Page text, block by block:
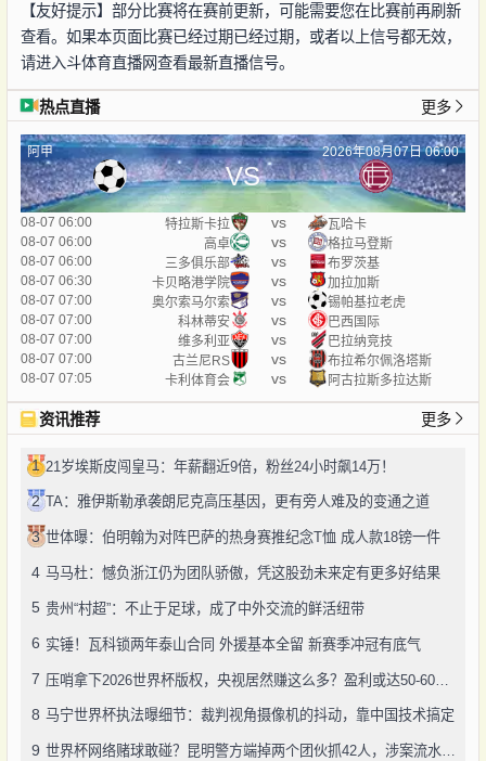
【友好提示】部分比赛将在赛前更新，可能需要您在比赛前再刷新
查看。如果本页面比赛已经过期已经过期，或者以上信号都无效，
请进入斗体育直播网查看最新直播信号。
热点直播 更多
阿甲 2026年08月07日 06:00
VS
08-07 06:00 特拉斯卡拉 vs
瓦哈卡
08-07 06:00
高卓 vs
格拉马登斯
08-07 06:00
三多俱乐部 vs
布罗茨基
08-07 06:30
卡贝略港学院 vs
加拉加斯
08-07 07:00
奥尔索马尔索 vs
锡帕基拉老虎
08-07 07:00
科林蒂安 vs
巴西国际
08-07 07:00
维多利亚 vs
巴拉纳竞技
08-07 07:00
古兰尼RS vs
布拉希尔佩洛塔斯
08-07 07:05
卡利体育会 vs 阿古拉斯多拉达斯
资讯推荐 更多
1 21岁埃斯皮闯皇马：年薪翻近9倍，粉丝24小时飙14万！
2 TA：雅伊斯勒承袭朗尼克高压基因，更有旁人难及的变通之道
3 世体曝：伯明翰为对阵巴萨的热身赛推纪念T恤 成人款18镑一件
4 马马杜：憾负浙江仍为团队骄傲，凭这股劲未来定有更多好结果
5 贵州“村超”：不止于足球，成了中外交流的鲜活纽带
6 实锤！瓦科锁两年泰山合同 外援基本全留 新赛季冲冠有底气
7 压哨拿下2026世界杯版权，央视居然赚这么多？盈利或达50-60亿！
8 马宁世界杯执法曝细节：裁判视角摄像机的抖动，靠中国技术搞定
9 世界杯网络赌球敢碰？昆明警方端掉两个团伙抓42人，涉案流水超三千万